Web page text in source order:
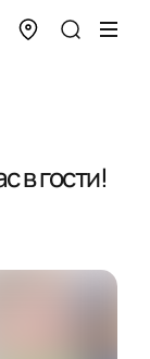
в гости!